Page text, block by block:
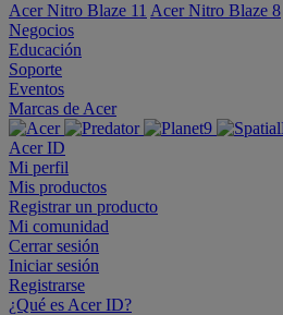
Acer Nitro Blaze 11 Acer Nitro Blaze 8
Negocios
Educación
Soporte
Eventos
Marcas de Acer
Acer ID
Mi perfil
Mis productos
Registrar un producto
Mi comunidad
Cerrar sesión
Iniciar sesión
Registrarse
¿Qué es Acer ID?